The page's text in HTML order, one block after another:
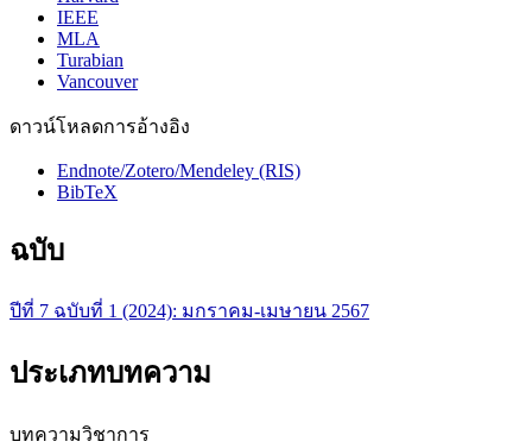
IEEE
MLA
Turabian
Vancouver
ดาวน์โหลดการอ้างอิง
Endnote/Zotero/Mendeley (RIS)
BibTeX
ฉบับ
ปีที่ 7 ฉบับที่ 1 (2024): มกราคม-เมษายน 2567
ประเภทบทความ
บทความวิชาการ